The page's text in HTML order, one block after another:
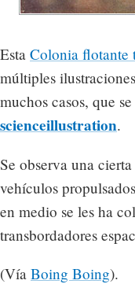
Esta Colonia flotante
múltiples
muchos casos, que
scienceillustration.
Se observa una
vehículos
en medio se les ha
transbordadores
(Vía Boing Boing).